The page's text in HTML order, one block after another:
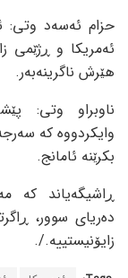
حزام ئەسەد وتی:
ئەمریکا و ڕژێمی
هێرش ناگرینەبەر.
ناوبراو وتی:
وایکردووە کە
بکرێنە ئامانج.
ڕاشیگەیاند کە
دەریای سوور،
زایۆنیستییە./.